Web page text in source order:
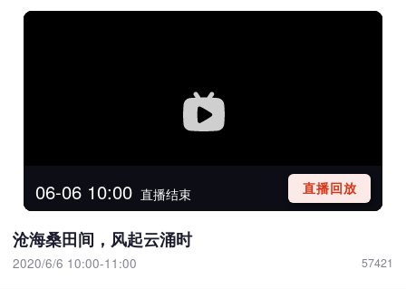
\
06-06 10:00 直播结束 直播回放
沧海桑田间，风起云涌时
2020/6/6 10:00-11:00 57421